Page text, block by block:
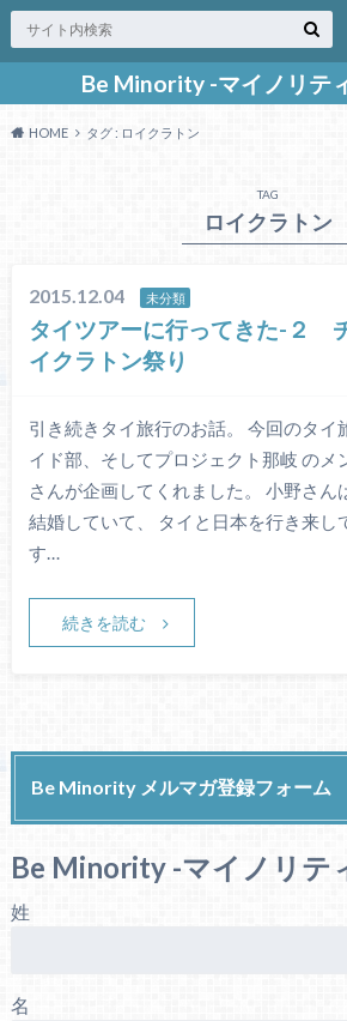
Be Minority -マイノリテ
HOME タグ : ロイクラトン
TAG
ロイクラトン
2015.12.04 未分類
タイツアーに行ってきた-２
イクラトン祭り
引き続きタイ旅行のお話。 今回のタイ
イド部、そしてプロジェクト那岐 のメ
さんが企画してくれました。 小野さん
結婚していて、 タイと日本を行き来し
す…
続きを読む
Be Minority メルマガ登録フォーム
Be Minority -マイノリテ
姓
名